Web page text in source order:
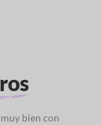
bien con